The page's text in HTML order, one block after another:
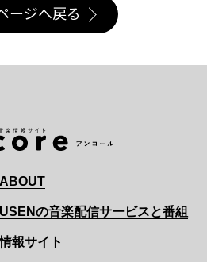
ージへ戻る
ABOUT
USENの音楽配信サービスと番組
情報サイト